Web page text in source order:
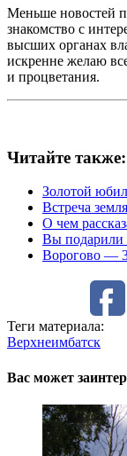
Меньше новостей
знакомство с
высших органах
искренне желаю
и процветания.
Читайте также:
Золотой
Встреча
О чем
Вы подарили
Ворогово —
Теги материала:
Верхнеимбатск
Вас может